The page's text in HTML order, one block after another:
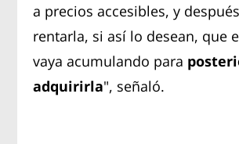
a precios accesibles, y
rentarla, si así lo desean, que
vaya acumulando para
adquirirla", señaló.